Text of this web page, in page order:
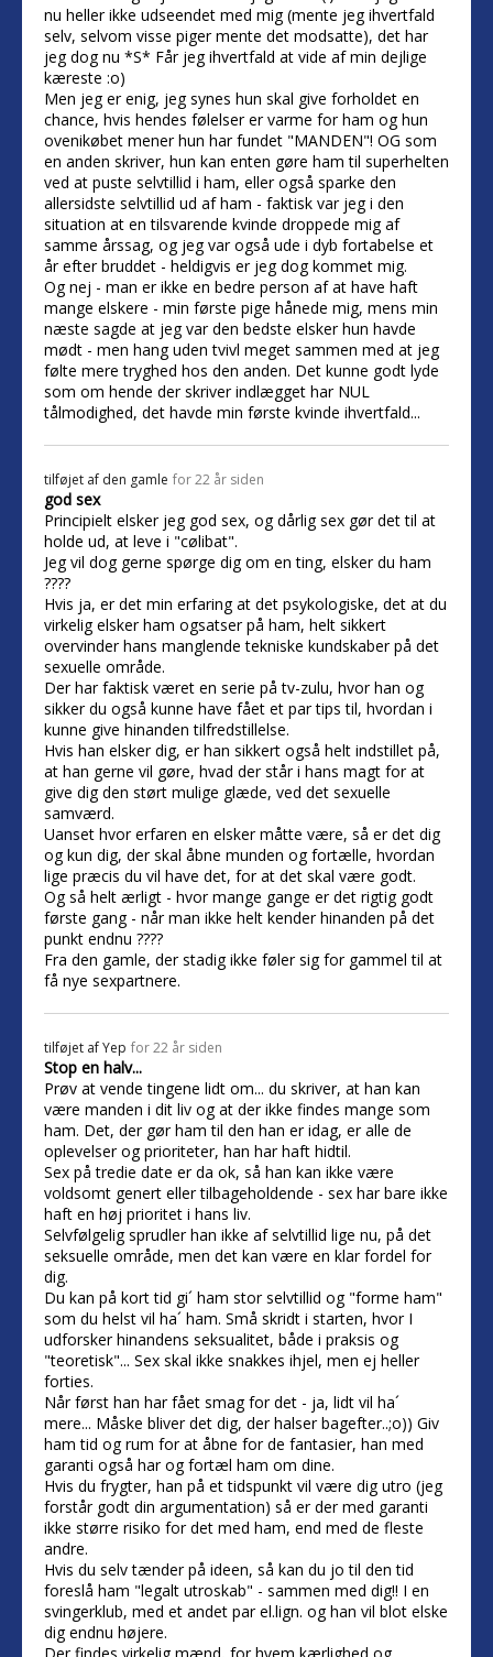
nu heller ikke udseendet med mig (mente jeg ihvertfald
selv, selvom visse piger mente det modsatte), det har
jeg dog nu *S* Får jeg ihvertfald at vide af min dejlige
kæreste :o)
Men jeg er enig, jeg synes hun skal give forholdet en
chance, hvis hendes følelser er varme for ham og hun
ovenikøbet mener hun har fundet "MANDEN"! OG som
en anden skriver, hun kan enten gøre ham til superhelten
ved at puste selvtillid i ham, eller også sparke den
allersidste selvtillid ud af ham - faktisk var jeg i den
situation at en tilsvarende kvinde droppede mig af
samme årssag, og jeg var også ude i dyb fortabelse et
år efter bruddet - heldigvis er jeg dog kommet mig.
Og nej - man er ikke en bedre person af at have haft
mange elskere - min første pige hånede mig, mens min
næste sagde at jeg var den bedste elsker hun havde
mødt - men hang uden tvivl meget sammen med at jeg
følte mere tryghed hos den anden. Det kunne godt lyde
som om hende der skriver indlægget har NUL
tålmodighed, det havde min første kvinde ihvertfald...
tilføjet af den gamle for 22 år siden
god sex
Principielt elsker jeg god sex, og dårlig sex gør det til at
holde ud, at leve i "cølibat".
Jeg vil dog gerne spørge dig om en ting, elsker du ham
????
Hvis ja, er det min erfaring at det psykologiske, det at du
virkelig elsker ham ogsatser på ham, helt sikkert
overvinder hans manglende tekniske kundskaber på det
sexuelle område.
Der har faktisk været en serie på tv-zulu, hvor han og
sikker du også kunne have fået et par tips til, hvordan i
kunne give hinanden tilfredstillelse.
Hvis han elsker dig, er han sikkert også helt indstillet på,
at han gerne vil gøre, hvad der står i hans magt for at
give dig den størt mulige glæde, ved det sexuelle
samværd.
Uanset hvor erfaren en elsker måtte være, så er det dig
og kun dig, der skal åbne munden og fortælle, hvordan
lige præcis du vil have det, for at det skal være godt.
Og så helt ærligt - hvor mange gange er det rigtig godt
første gang - når man ikke helt kender hinanden på det
punkt endnu ????
Fra den gamle, der stadig ikke føler sig for gammel til at
få nye sexpartnere.
tilføjet afYep for 22 år siden
Stop en halv...
Prøv at vende tingene lidt om... du skriver, at han kan
være manden i dit liv og at der ikke findes mange som
ham. Det, der gør ham til den han er idag, er alle de
oplevelser og prioriteter, han har haft hidtil.
Sex på tredie date er da ok, så han kan ikke være
voldsomt genert eller tilbageholdende - sex har bare ikke
haft en høj prioritet i hans liv.
Selvfølgelig sprudler han ikke af selvtillid lige nu, på det
seksuelle område, men det kan være en klar fordel for
dig.
Du kan på kort tid gi´ ham stor selvtillid og "forme ham"
som du helst vil ha´ ham. Små skridt i starten, hvor I
udforsker hinandens seksualitet, både i praksis og
"teoretisk"... Sex skal ikke snakkes ihjel, men ej heller
forties.
Når først han har fået smag for det - ja, lidt vil ha´
mere... Måske bliver det dig, der halser bagefter..;o)) Giv
ham tid og rum for at åbne for de fantasier, han med
garanti også har og fortæl ham om dine.
Hvis du frygter, han på et tidspunkt vil være dig utro (jeg
forstår godt din argumentation) så er der med garanti
ikke større risiko for det med ham, end med de fleste
andre.
Hvis du selv tænder på ideen, så kan du jo til den tid
foreslå ham "legalt utroskab" - sammen med dig!! I en
svingerklub, med et andet par el.lign. og han vil blot elske
dig endnu højere.